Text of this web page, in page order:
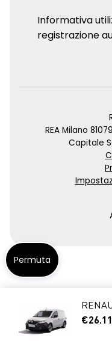
Informativa
registrazione
REA Milano
Capitale
Permuta